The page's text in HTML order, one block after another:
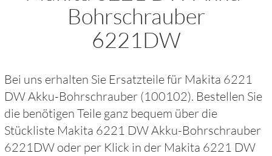
Bohrschrauber
6221DW
Bei uns erhalten Sie Ersatzteile für Makita 6221
DW Akku-Bohrschrauber (100102). Bestellen Sie
die benötigen Teile ganz bequem über die
Stückliste Makita 6221 DW Akku-Bohrschrauber
6221DW oder per Klick in der Makita 6221 DW